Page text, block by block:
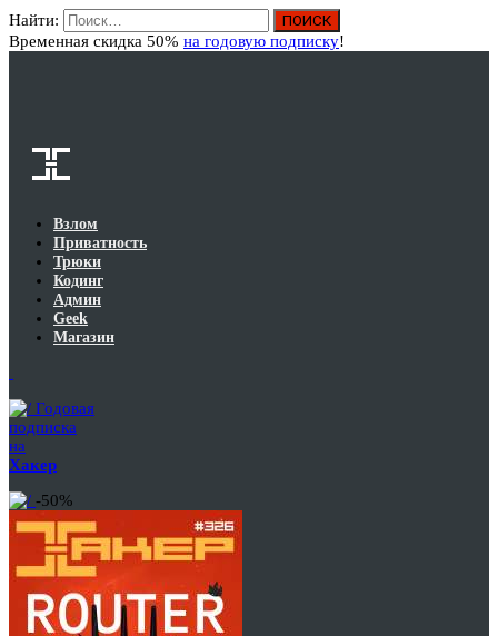
Найти:
Временная скидка 50% на годовую подписку!
Взлом
Приватность
Трюки
Кодинг
Админ
Geek
Магазин
Годовая
подписка
на
Хакер
-50%